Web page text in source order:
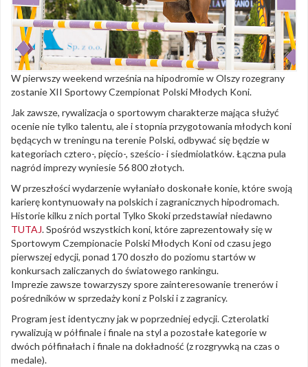
W pierwszy weekend września na hipodromie w Olszy rozegrany
zostanie XII Sportowy Czempionat Polski Młodych Koni.
Jak zawsze, rywalizacja o sportowym charakterze mająca służyć
ocenie nie tylko talentu, ale i stopnia przygotowania młodych koni
będących w treningu na terenie Polski, odbywać się będzie w
kategoriach cztero-, pięcio-, sześcio- i siedmiolatków. Łączna pula
nagród imprezy wyniesie 56 800 złotych.
W przeszłości wydarzenie wyłaniało doskonałe konie, które swoją
karierę kontynuowały na polskich i zagranicznych hipodromach.
Historie kilku z nich portal Tylko Skoki przedstawiał niedawno
TUTAJ. Spośród wszystkich koni, które zaprezentowały się w
Sportowym Czempionacie Polski Młodych Koni od czasu jego
pierwszej edycji, ponad 170 doszło do poziomu startów w
konkursach zaliczanych do światowego rankingu.
Imprezie zawsze towarzyszy spore zainteresowanie trenerów i
pośredników w sprzedaży koni z Polski i z zagranicy.
Program jest identyczny jak w poprzedniej edycji. Czterolatki
rywalizują w półfinale i finale na styl a pozostałe kategorie w
dwóch półfinałach i finale na dokładność (z rozgrywką na czas o
medale).